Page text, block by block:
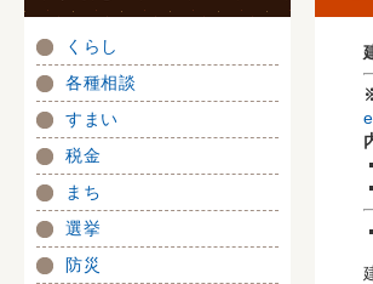
くらし
各種相談
すまい
税金
まち
選挙
防災